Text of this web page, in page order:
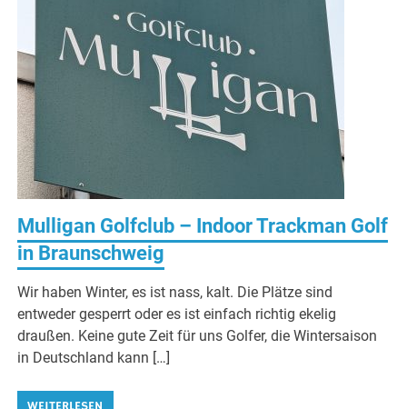
Mulligan Golfclub – Indoor Trackman Golf
in Braunschweig
Wir haben Winter, es ist nass, kalt. Die Plätze sind
entweder gesperrt oder es ist einfach richtig ekelig
draußen. Keine gute Zeit für uns Golfer, die Wintersaison
in Deutschland kann […]